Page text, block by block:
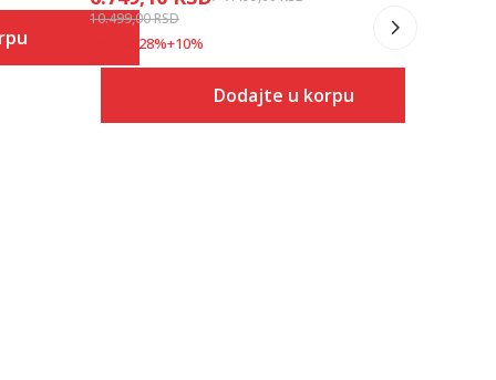
10.499,00RSD
28%+10%
Dodajte u korpu